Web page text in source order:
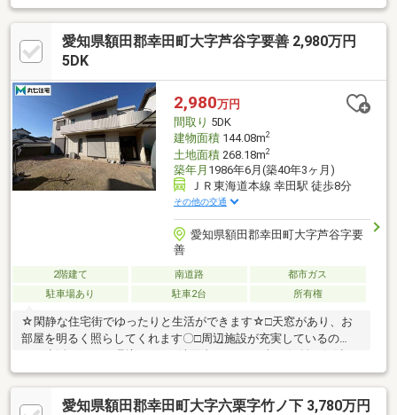
庭が確保されております！高い塀を採用しているので周囲の目が
気にならないプライベートな庭です！家族で過ごす大切な時間を
周りを気にせず楽しみましょう！〇家事動線の優れたアイランド
キッチン！前壁がなく開放感の溢れるキッチンは、料理をしなが
り非常に良好です！南側道路と吹き抜けは陽を取り入れる相性が
抜群です。大きな窓から入る眩しい日差しを浴びましょう！
愛知県額田郡幸田町大字芦谷字要善 2,980万円
5DK
2,980万円
間取り 5DK
建物面積144.08m2
土地面積268.18m2
築年月 1986年6月(築40年3ヶ月)
ＪＲ東海道本線 幸田駅 徒歩8分
その他の交通
愛知県額田郡幸田町大字芦谷字要
善
2階建て 南道路
都市ガス
駐車場あり
駐車2台 所有権
☆閑静な住宅街でゆったりと生活ができます☆□天窓があり、お
部屋を明るく照らしてくれます〇□周辺施設が充実しているの
きます〇＼お客様の物件のご希望をお聞かせください！/資料請
求・案内予約はもちろん、気になったことなど何でもお気軽にお
問い合わせください。お待ちしております（＾＾）
愛知県額田郡幸田町大字六栗字竹ノ下 3,780万円